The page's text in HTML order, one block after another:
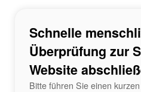
Schnelle
Überprüfung zur
Website
Bitte führen Sie einen